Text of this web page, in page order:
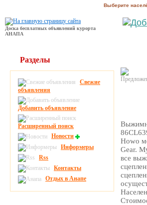
Выберите
Доска бесплатных объявлений курорта
АНАПА
Howo
Gear.
все
Разделы
Свежие
объявления
Добавить объявление
Расширенный поиск
Новости
Информеры
Rss
Контакты
Отдых в Анапе